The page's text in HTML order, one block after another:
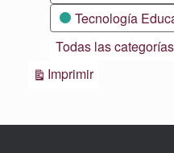
Tecnología
Todas las categorías
ImprimirVistas